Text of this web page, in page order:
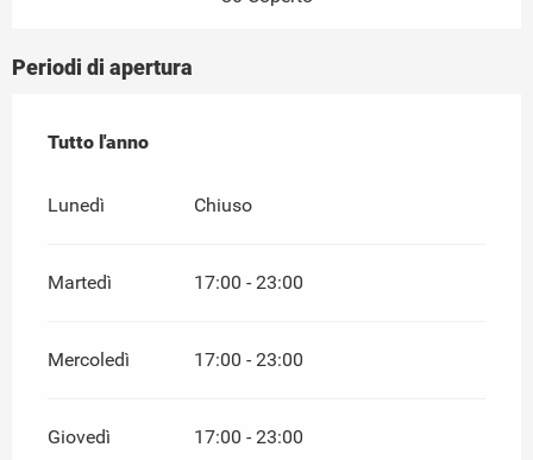
Periodi di apertura
Tutto l'anno
Tutto l'anno
Lunedì Chiuso
Martedì 17:00 - 23:00
Mercoledì 17:00 - 23:00
Giovedì 17:00 - 23:00